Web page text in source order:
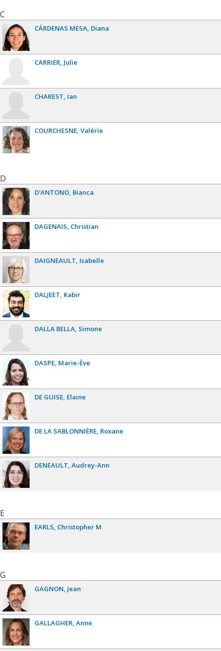
C
CÁRDENAS MESA Diana
CARRIER Julie
CHAREST Ian
COURCHESNE Valérie
D
D'ANTONO Bianca
DAGENAIS Christian
DAIGNEAULT Isabelle
DALJEET Kabir
DALLA BELLA Simone
DASPE Marie-Ève
DE GUISE Elaine
DE LA SABLONNIÈRE Roxane
DENEAULT Audrey-Ann
E
EARLS Christopher M
G
GAGNON Jean
GALLAGHER Anne